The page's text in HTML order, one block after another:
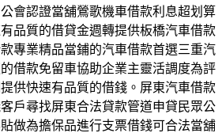
會認證當舖鶯歌機車借款利息超划算
品質的借貸金週轉提供板橋汽車借款
專業精品當鋪的汽車借款首選三重汽
借款免留車協助企業主靈活調度為評
供快速有品質的借錢。屏東汽車借款
戶尋找屏東合法貸款管道申貸民眾公
做為擔保品進行支票借錢可合法當舖